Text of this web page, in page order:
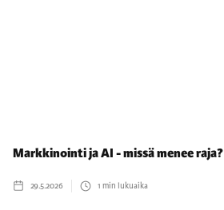
Markkinointi ja AI - missä menee raja?
29.5.2026 1 min lukuaika